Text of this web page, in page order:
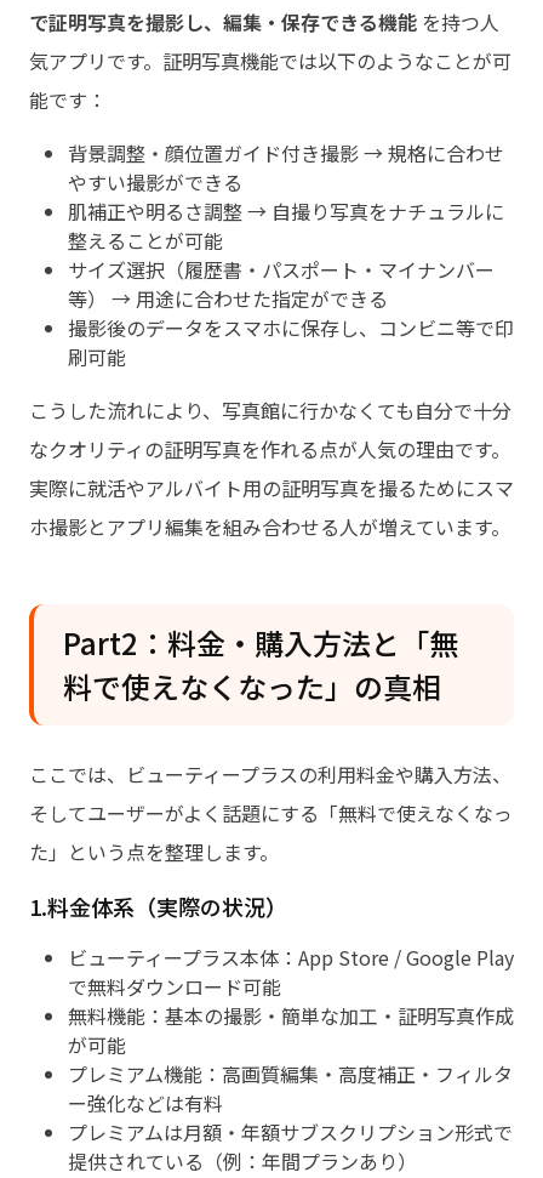
で証明写真を撮影し、編集・保存できる機能 を持つ人
気アプリです。証明写真機能では以下のようなことが可
能です：
背景調整・顔位置ガイド付き撮影 → 規格に合わせ
やすい撮影ができる
肌補正や明るさ調整 → 自撮り写真をナチュラルに
整えることが可能
サイズ選択（履歴書・パスポート・マイナンバー
等） → 用途に合わせた指定ができる
撮影後のデータをスマホに保存し、コンビニ等で印
刷可能
こうした流れにより、写真館に行かなくても自分で十分
なクオリティの証明写真を作れる点が人気の理由です。
実際に就活やアルバイト用の証明写真を撮るためにスマ
ホ撮影とアプリ編集を組み合わせる人が増えています。
Part2：料金・購入方法と「無
料で使えなくなった」の真相
ここでは、ビューティープラスの利用料金や購入方法、
そしてユーザーがよく話題にする「無料で使えなくなっ
た」という点を整理します。
1.料金体系（実際の状況）
ビューティープラス本体：App Store / Google Play
で無料ダウンロード可能
無料機能：基本の撮影・簡単な加工・証明写真作成
が可能
プレミアム機能：高画質編集・高度補正・フィルタ
ー強化などは有料
プレミアムは月額・年額サブスクリプション形式で
提供されている（例：年間プランあり）